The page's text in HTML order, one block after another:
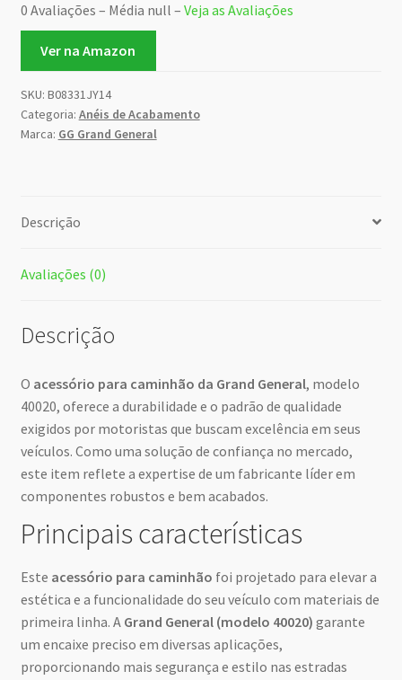
0 Avaliações – Média null – Veja as Avaliações
Ver na Amazon
SKU: B08331JY14
Categoria: Anéis de Acabamento
Marca: GG Grand General
Descrição
Avaliações (0)
Descrição
O acessório para caminhão da Grand General, modelo
40020, oferece a durabilidade e o padrão de qualidade
exigidos por motoristas que buscam excelência em seus
veículos. Como uma solução de confiança no mercado,
este item reflete a expertise de um fabricante líder em
componentes robustos e bem acabados.
Principais características
Este acessório para caminhão foi projetado para elevar a
estética e a funcionalidade do seu veículo com materiais de
primeira linha. A Grand General (modelo 40020) garante
um encaixe preciso em diversas aplicações,
proporcionando mais segurança e estilo nas estradas